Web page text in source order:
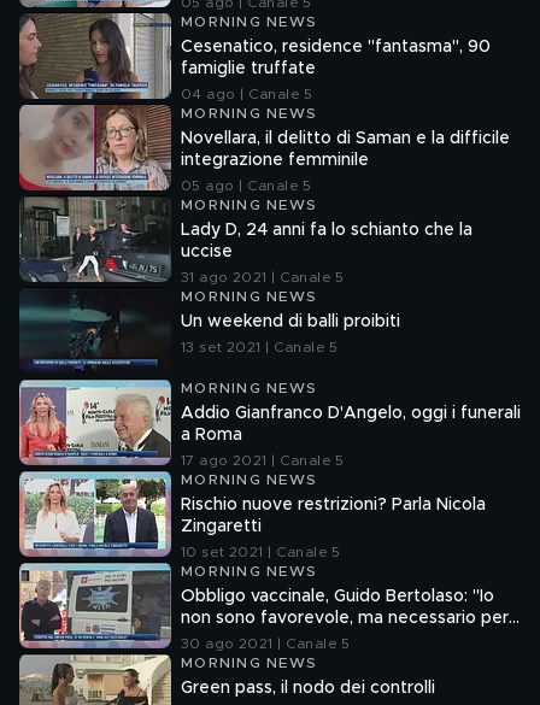
MORNING NEWS
Cesenatico, residence "fantasma", 90
famiglie truffate
04 ago | Canale 5
MORNING NEWS
Novellara, il delitto di Saman e la difficile
integrazione femminile
05 ago | Canale 5
MORNING NEWS
Lady D, 24 anni fa lo schianto che la
uccise
31 ago 2021 | Canale 5
MORNING NEWS
Un weekend di balli proibiti
13 set 2021 | Canale 5
MORNING NEWS
Addio Gianfranco D'Angelo, oggi i funerali
a Roma
17 ago 2021 | Canale 5
MORNING NEWS
Rischio nuove restrizioni? Parla Nicola
Zingaretti
10 set 2021 | Canale 5
MORNING NEWS
Obbligo vaccinale, Guido Bertolaso: "Io
non sono favorevole, ma necessario per
alcune categorie a rischio contagio"
30 ago 2021 | Canale 5
MORNING NEWS
Green pass, il nodo dei controlli